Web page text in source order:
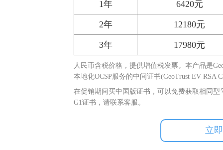
1年 6420元
2年 12180元
3年 17980元
人民币含税价格，提供增值税发票。本产品是
本地化OCSP服务的中间证书(GeoTrust EV RSA
在促销期间买中国版证书，可以免费获取相同
G1证书，请联系客服。
立